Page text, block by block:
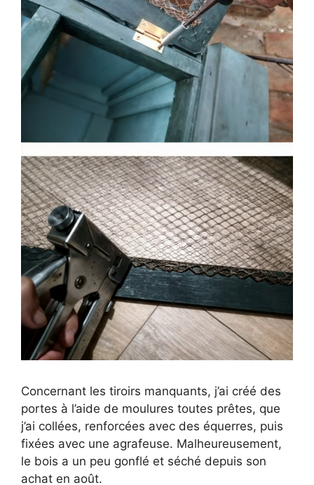
Concernant les tiroirs manquants, j’ai créé des
portes à l’aide de moulures toutes prêtes, que
j’ai collées, renforcées avec des équerres, puis
fixées avec une agrafeuse. Malheureusement,
le bois a un peu gonflé et séché depuis son
achat en août.